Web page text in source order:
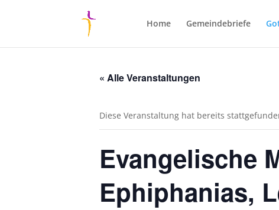
Home Gemeindebriefe
« Alle Veranstaltungen
Diese Veranstaltung hat bereits
Evangelische
Ephiphanias,